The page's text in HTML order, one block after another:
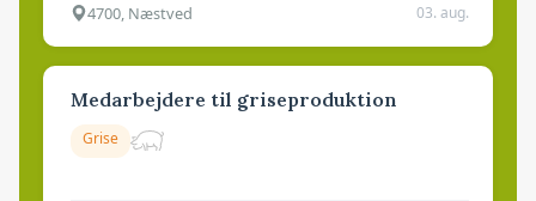
4700, Næstved 03. aug.
Medarbejdere til griseproduktion
Grise